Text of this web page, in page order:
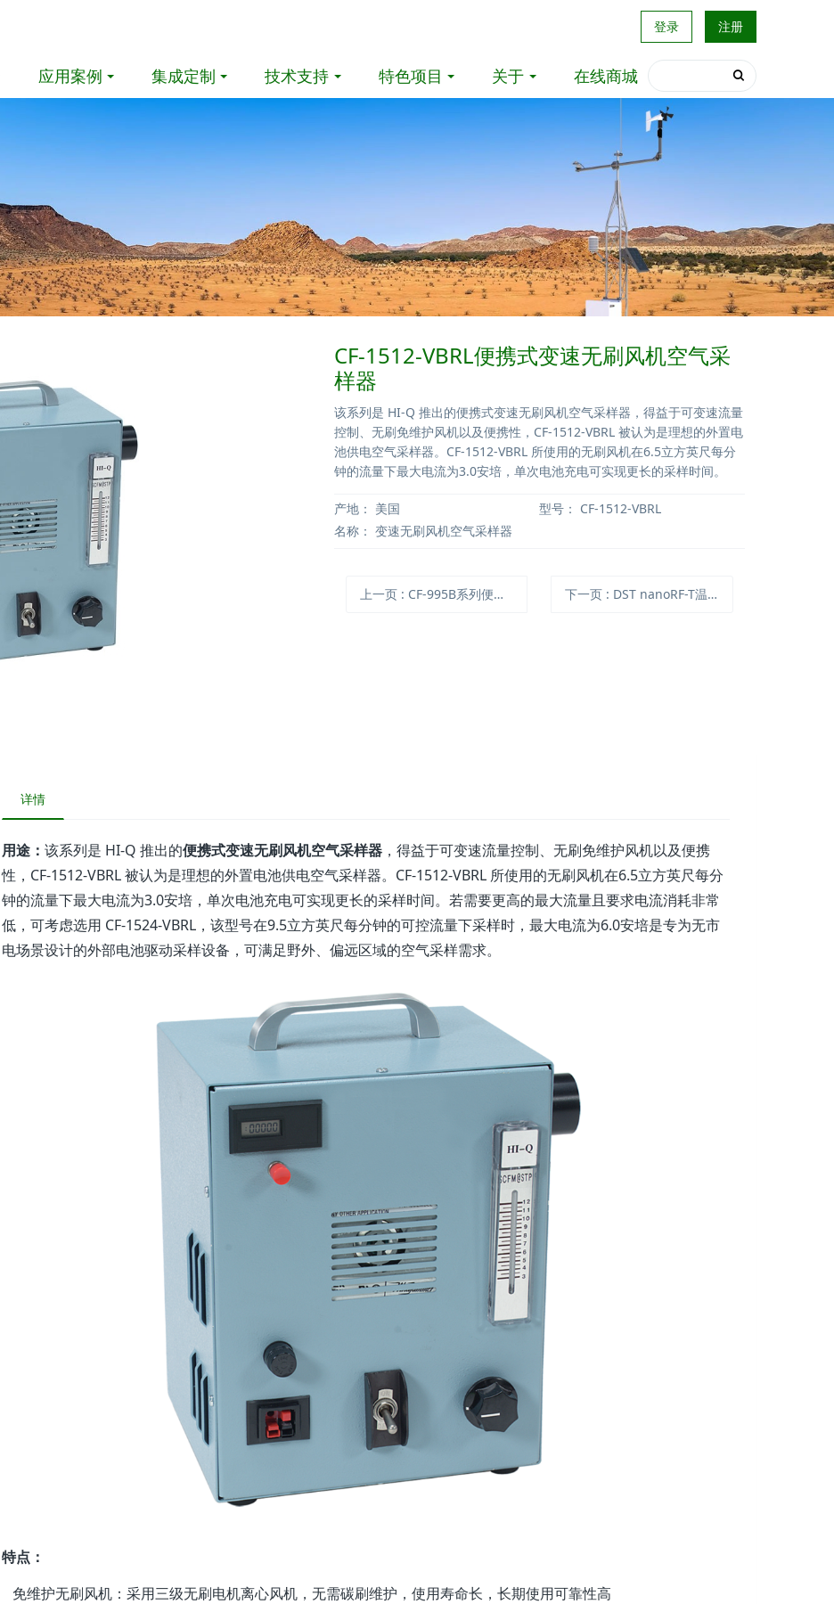
登录 注册
应用案例 集成定制 技术支持 特色项目 关于 在线商城
CF-1512-VBRL便携式变速无刷风机空气采
样器
该系列是 HI-Q 推出的便携式变速无刷风机空气采样器，得益于可变速流量
控制、无刷免维护风机以及便携性，CF-1512-VBRL 被认为是理想的外置电
池供电空气采样器。CF-1512-VBRL 所使用的无刷风机在6.5立方英尺每分
钟的流量下最大电流为3.0安培，单次电池充电可实现更长的采样时间。
产地： 美国 型号： CF-1512-VBRL
名称： 变速无刷风机空气采样器
上一页 : CF-995B系列便捷式内置电池变速空气采样器 下一页 : DST nanoRF-T温度发射器
详情
用途： 该系列是 HI-Q 推出的便携式变速无刷风机空气采样器，得益于可变速流量控制、无刷免维护风机以及便携
性，CF-1512-VBRL 被认为是理想的外置电池供电空气采样器。CF-1512-VBRL 所使用的无刷风机在6.5立方英尺每分
钟的流量下最大电流为3.0安培，单次电池充电可实现更长的采样时间。若需要更高的最大流量且要求电流消耗非常
低，可考虑选用 CF-1524-VBRL，该型号在9.5立方英尺每分钟的可控流量下采样时，最大电流为6.0安培是专为无市
电场景设计的外部电池驱动采样设备，可满足野外、偏远区域的空气采样需求。
特点：
免维护无刷风机：采用三级无刷电机离心风机，无需碳刷维护，使用寿命长，长期使用可靠性高